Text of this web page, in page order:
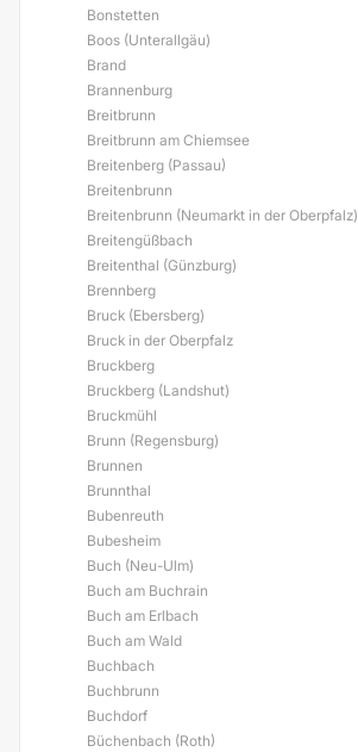
Bonstetten
Boos (Unterallgäu)
Brand
Brannenburg
Breitbrunn
Breitbrunn am Chiemsee
Breitenberg (Passau)
Breitenbrunn
Breitenbrunn (Neumarkt in der Oberpfalz)
Breitengüßbach
Breitenthal (Günzburg)
Brennberg
Bruck (Ebersberg)
Bruck in der Oberpfalz
Bruckberg
Bruckberg (Landshut)
Bruckmühl
Brunn (Regensburg)
Brunnen
Brunnthal
Bubenreuth
Bubesheim
Buch (Neu-Ulm)
Buch am Buchrain
Buch am Erlbach
Buch am Wald
Buchbach
Buchbrunn
Buchdorf
Büchenbach (Roth)